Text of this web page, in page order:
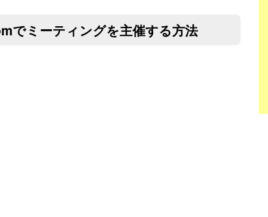
でミーティングを主催する方法